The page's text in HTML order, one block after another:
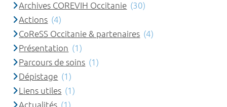
Archives COREVIH Occitanie (30)
Actions (4)
CoReSS Occitanie & partenaires (4)
Présentation (1)
Parcours de soins (1)
Dépistage (1)
Liens utiles (1)
Actualités (1)